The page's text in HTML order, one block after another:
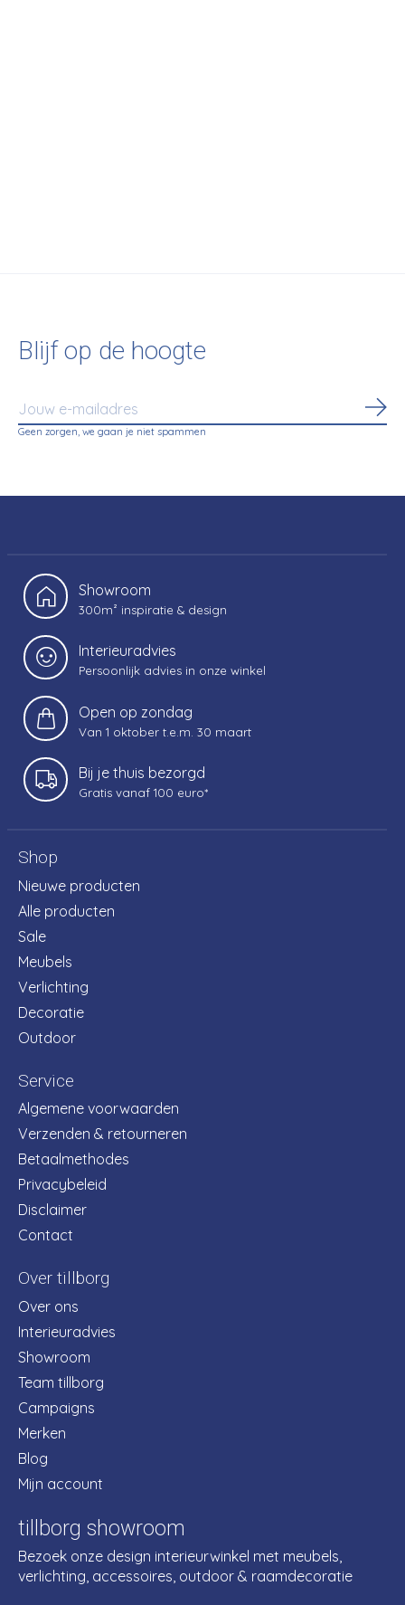
Blijf op de hoogte
Geen zorgen, we gaan je niet spammen
Showroom
300m² inspiratie & design
Interieuradvies
Persoonlijk advies in onze winkel
Open op zondag
Van 1 oktober t.e.m. 30 maart
Bij je thuis bezorgd
Gratis vanaf 100 euro*
Shop
Nieuwe producten
Alle producten
Sale
Meubels
Verlichting
Decoratie
Outdoor
Service
Algemene voorwaarden
Verzenden & retourneren
Betaalmethodes
Privacybeleid
Disclaimer
Contact
Over tillborg
Over ons
Interieuradvies
Showroom
Team tillborg
Campaigns
Merken
Blog
Mijn account
tillborg showroom
Bezoek onze design interieurwinkel met meubels,
verlichting, accessoires, outdoor & raamdecoratie